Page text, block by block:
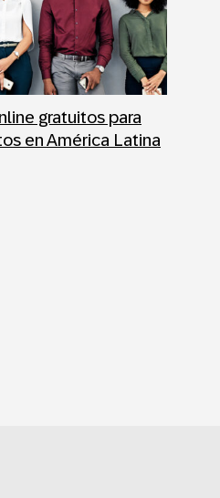
gratuitos para
en América Latina